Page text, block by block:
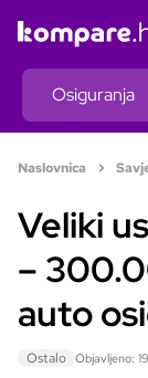
Osiguranja
Naslovnica
Veliki
–
auto
Ostalo Objavljeno: